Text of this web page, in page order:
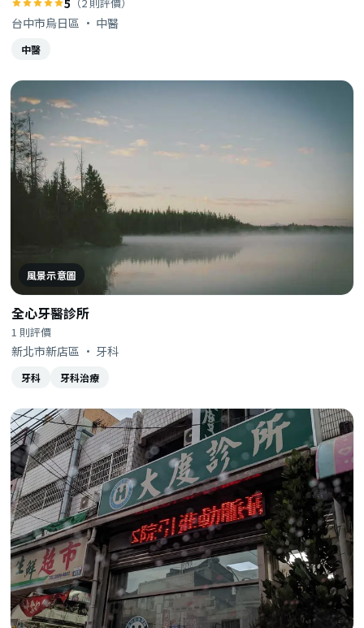
台中市烏日區 · 中醫
中醫
風景示意圖
全心牙醫診所
1 則評價
新北市新店區 · 牙科
牙科 牙科治療